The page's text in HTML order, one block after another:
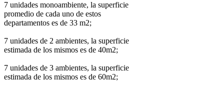
7 unidades monoambiente, la superficie
promedio de cada uno de estos
departamentos es de 33 m2;
7 unidades de 2 ambientes, la superficie
estimada de los mismos es de 40m2;
7 unidades de 3 ambientes, la superficie
estimada de los mismos es de 60m2;